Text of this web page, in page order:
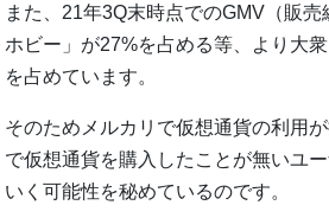
また、21年3Q末時点でのGMV（販売
ホビー」が27%を占める等、より大
を占めています。
そのためメルカリで仮想通貨の利用
で仮想通貨を購入したことが無いユ
いく可能性を秘めているのです。